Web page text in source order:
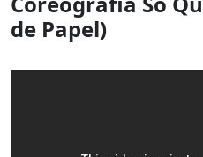
de Papel)